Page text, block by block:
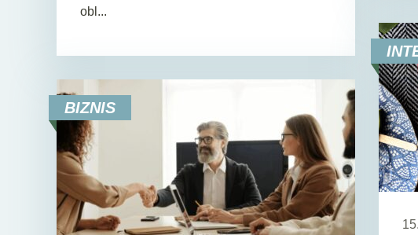
obl...
BIZNIS